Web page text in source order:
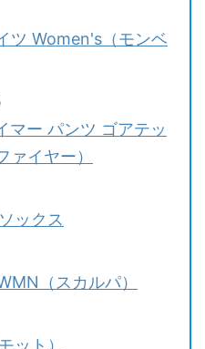
ツ Women's（モンベ
マー パンツ ゴアテッ
ァイヤー）
ックス
（スカルパ）
ット）